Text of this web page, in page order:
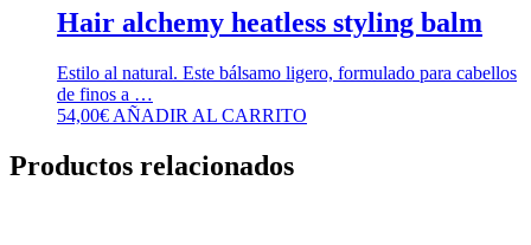
Hair alchemy heatless styling balm
Estilo al natural. Este bálsamo ligero, formulado para cabellos
de finos a …
54,00€ AÑADIR AL CARRITO
Productos relacionados